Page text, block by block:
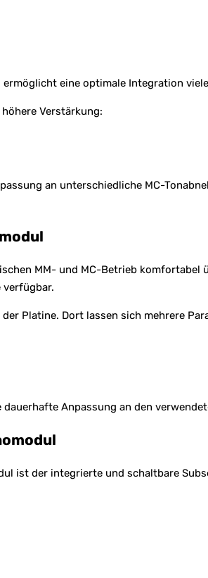
eine optimale Integration
Verstärkung:
an unterschiedliche MC-
MM- und MC-Betrieb
verfügbar.
Platine. Dort lassen sich mehrere
Anpassung an den
ist der integrierte und schaltbare